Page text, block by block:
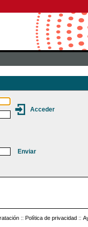
:: Política de privacidad ::